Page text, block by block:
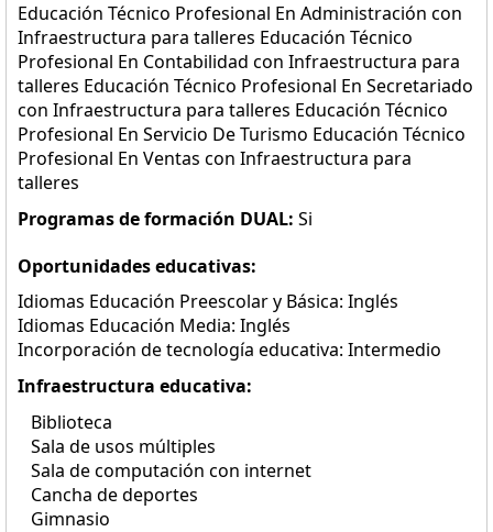
Educación Técnico Profesional En Administración con
Infraestructura para talleres Educación Técnico
Profesional En Contabilidad con Infraestructura para
talleres Educación Técnico Profesional En Secretariado
con Infraestructura para talleres Educación Técnico
Profesional En Servicio De Turismo Educación Técnico
Profesional En Ventas con Infraestructura para
talleres
Programas de formación DUAL: Si
Oportunidades educativas:
Idiomas Educación Preescolar y Básica: Inglés
Idiomas Educación Media: Inglés
Incorporación de tecnología educativa: Intermedio
Infraestructura educativa:
Biblioteca
Sala de usos múltiples
Sala de computación con internet
Cancha de deportes
Gimnasio